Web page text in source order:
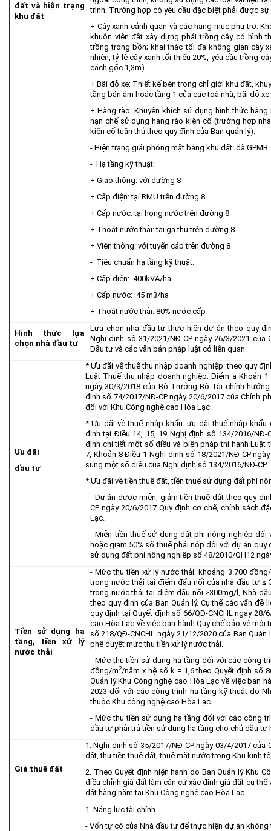
đất và hiện trạng
khu đất
trình. Trường hợp có yêu cầu đặc biệt phải được sự
+ Cây xanh cảnh quan và các hạng mục phụ trợ:
khuôn viên đất xây dựng phải trồng cây có hình
trồng trong bồn; khai thác tối đa không gian cây
nhiên, tỷ lệ cây xanh tối thiểu 20%, yêu cầu trồng
cách gốc 1,3m).
+ Bãi đỗ xe: Thiết kế bên trong chỉ giới khu đất,
tầng bán âm hoặc tầng 1 của các toà nhà, bãi đỗ xe
+ Hàng rào: Khuyến khích sử dụng hình thức
hạn chế sử dụng hàng rào kiên cố (trường hợp
kiên cố tuân thủ theo quy định của Ban quản lý).
- Hiện trạng giải phóng mặt bằng khu đất: đã GPMB
- Hạ tầng kỹ thuật:
+ Giao thông: với đường 8
+ Cấp điện: tại RMU trên đường 8
+ Cấp nước: tại họng nước trên đường 8
+ Thoát nước thải: tại ga thu trên đường 8
+ Viễn thông: với tuyến cáp trên đường 8
- Tiêu chuẩn hạ tầng kỹ thuật:
+ Cấp điện: 400kVA/ha
+ Cấp nước: 45 m3/ha
+ Thoát nước thải: 80% nước cấp
Hình thức lựa
chọn nhà đầu tư
Lựa chọn nhà đầu tư thực hiện dự án theo quy
Nghị định số 31/2021/NĐ-CP ngày 26/3/2021 của
Đầu tư và các văn bản pháp luật có liên quan.
Ưu đãi
đầu tư
* Ưu đãi về thuế thu nhập doanh nghiệp: theo quy
Luật Thuế thu nhập doanh nghiệp; Điểm a Khoản
ngày 30/3/2018 của Bộ Trưởng Bộ Tài chính
định số 74/2017/NĐ-CP ngày 20/6/2017 của Chính
đối với Khu Công nghệ cao Hòa Lạc.
* Ưu đãi về thuế nhập khẩu: ưu đãi thuế nhập
định tại Ðiều 14, 15, 19 Nghị định số 134/2016/NÐ-
định chi tiết một số điều và biện pháp thi hành Luật
7, Khoản 8 Điều 1 Nghị định số 18/2021/NĐ-CP
sung một số điều của Nghị định số 134/2016/NĐ-CP.
* Ưu đãi về tiền thuê đất, tiền thuế sử dụng đất phi
- Dự án được miễn, giảm tiền thuê đất theo quy
CP ngày 20/6/2017 Quy định cơ chế, chính sách
Lạc.
- Miễn tiền thuế sử dụng đất phi nông nghiệp
hoặc giảm 50% số thuế phải nộp đối với dự án quy
sử dụng đất phi nông nghiệp số 48/2010/QH12
Tiền sử dụng hạ
tầng, tiền xử lý
nước thải
- Mức thu tiền xử lý nước thải: khoảng 3.700
trong nước thải tại điểm đấu nối của nhà đầu tư ≤
trong nước thải tại điểm đấu nối >300mg/l, Nhà
theo quy định của Ban Quản lý. Cụ thể các vấn
quy định tại Quyết định số 66/QĐ-CNCHL ngày 28/
cao Hòa Lạc về việc ban hành Quy chế bảo vệ môi
số 218/QĐ-CNCHL ngày 21/12/2020 của Ban
phê duyệt mức thu tiền xử lý nước thải.
- Mức thu tiền sử dụng hạ tầng đối với các công
đồng/m2/năm x hệ số k = 1,6 theo Quyết định số
Quản lý Khu Công nghệ cao Hòa Lạc về việc ban
2023 đối với các công trình hạ tầng kỹ thuật do
thuộc Khu công nghệ cao Hòa Lạc.
- Mức thu tiền sử dụng hạ tầng đối với các công
đầu tư phải trả tiền sử dụng hạ tầng cho chủ đầu tư
Giá thuê đất
1. Nghị định số 35/2017/NĐ-CP ngày 03/4/2017 của
đất, thu tiền thuê đất, thuê mặt nước trong Khu kinh
2. Theo Quyết định hiện hành do Ban Quản lý Khu
điều chỉnh giá đất làm căn cứ xác định giá đất cụ thể
đất hàng năm tại Khu Công nghệ cao Hòa Lạc.
1. Năng lực tài chính
- Vốn tự có của Nhà đầu tư để thực hiện dự án